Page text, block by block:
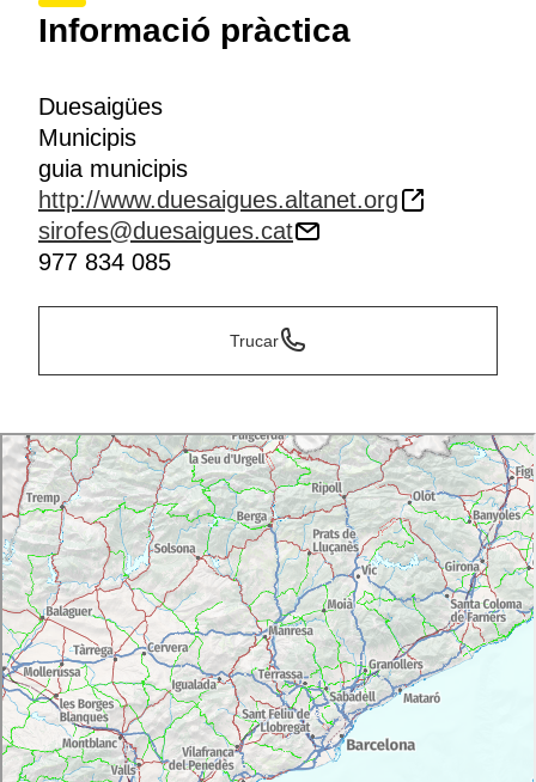
Informació pràctica
Duesaigües
Municipis
guia municipis
http://www.duesaigues.altanet.org
sirofes@duesaigues.cat
977 834 085
Trucar